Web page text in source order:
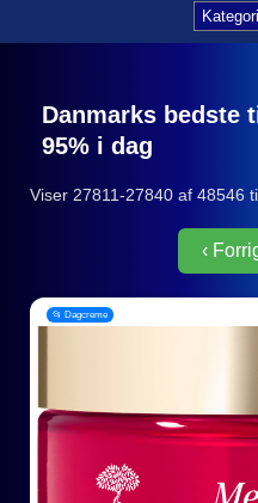
Danmarks bedste
95% i dag
Viser 27811-27840 af 48546
‹
📂 Dagcreme